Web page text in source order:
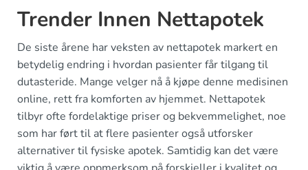
Trender Innen Nettapotek
De siste årene har veksten av nettapotek markert en
betydelig endring i hvordan pasienter får tilgang til
dutasteride. Mange velger nå å kjøpe denne medisinen
online, rett fra komforten av hjemmet. Nettapotek
tilbyr ofte fordelaktige priser og bekvemmelighet, noe
som har ført til at flere pasienter også utforsker
alternativer til fysiske apotek. Samtidig kan det være